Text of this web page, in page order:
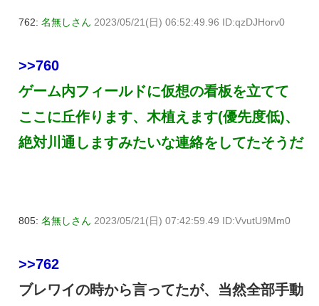
762: 名無しさん 2023/05/21(日) 06:52:49.96 ID:qzDJHorv0
>>760
ゲーム内フィールドに仮想の看板を立てて
ここに丘作ります、木植えます(優先度低)、
絶対川通しますみたいな連絡をしてたそうだ
805: 名無しさん 2023/05/21(日) 07:42:59.49 ID:VvutU9Mm0
>>762
ブレワイの時から言ってたが、当然全部手動